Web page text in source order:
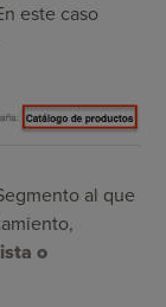
este caso
al que
o